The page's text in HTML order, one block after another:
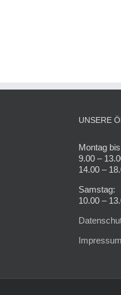
UNSERE
Montag
9.00 –
14.00 –
Samstag:
10.00 –
Impressum